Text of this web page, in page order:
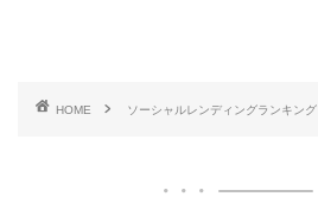
HOME ソーシャルレンディングランキング